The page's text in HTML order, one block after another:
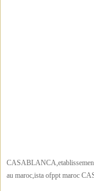
au maroc,ista ofppt maroc